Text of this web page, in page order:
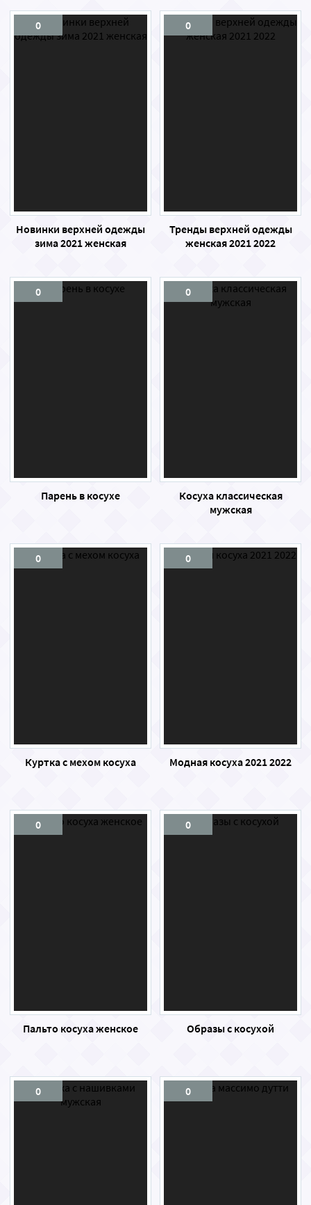
0
Новинки верхней одежды
зима 2021 женская
0
Тренды верхней одежды
женская 2021 2022
0
Парень в косухе
0
Косуха классическая
мужская
0
Куртка с мехом косуха
0
Модная косуха 2021 2022
0
Пальто косуха женское
0
Образы с косухой
0 0